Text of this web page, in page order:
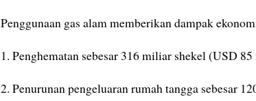
Penggunaan gas alam memberikan dampak
1. Penghematan sebesar 316 miliar shekel (USD
2. Penurunan pengeluaran rumah tangga sebesar